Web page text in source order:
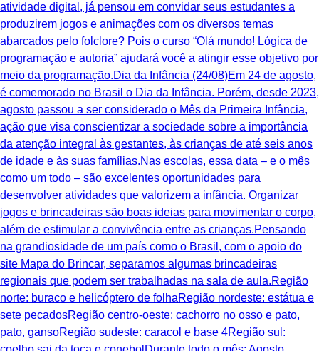
atividade digital, já pensou em convidar seus estudantes a
produzirem jogos e animações com os diversos temas
abarcados pelo folclore? Pois o curso “Olá mundo! Lógica de
programação e autoria” ajudará você a atingir esse objetivo por
meio da programação.Dia da Infância (24/08)Em 24 de agosto,
é comemorado no Brasil o Dia da Infância. Porém, desde 2023,
agosto passou a ser considerado o Mês da Primeira Infância,
ação que visa conscientizar a sociedade sobre a importância
da atenção integral às gestantes, às crianças de até seis anos
de idade e às suas famílias.Nas escolas, essa data – e o mês
como um todo – são excelentes oportunidades para
desenvolver atividades que valorizem a infância. Organizar
jogos e brincadeiras são boas ideias para movimentar o corpo,
além de estimular a convivência entre as crianças.Pensando
na grandiosidade de um país como o Brasil, com o apoio do
site Mapa do Brincar, separamos algumas brincadeiras
regionais que podem ser trabalhadas na sala de aula.Região
norte: buraco e helicóptero de folhaRegião nordeste: estátua e
sete pecadosRegião centro-oeste: cachorro no osso e pato,
pato, gansoRegião sudeste: caracol e base 4Região sul: